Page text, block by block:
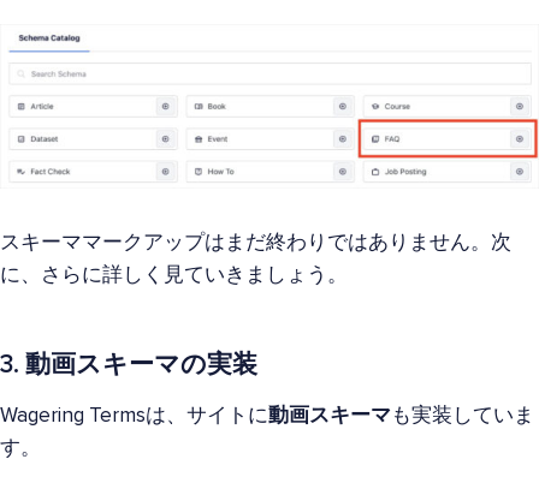
スキーママークアップはまだ終わりではありません。次
に、さらに詳しく見ていきましょう。
3. 動画スキーマの実装
Wagering Termsは、サイトに動画スキーマも実装していま
す。